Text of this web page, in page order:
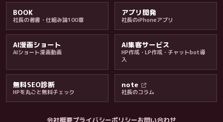
BOOK
社長の著書・仕組み論100章
アプリ開発
社長のiPhoneアプリ
AI漫画ショート
AIショート漫画動画
AI集客サービス
HP作成・LP作成・チャットbot導
入
無料SEO診断
HPを丸ごと無料チェック
note
社長のコラム
会社概要プライバシーポリシーお問い合わせ